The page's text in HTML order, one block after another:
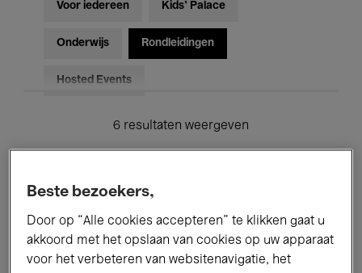
Voor iedereen Kids’ Palace
Onderwijs Rondleidingen
Hosted Events
6 resultaten weergeven
Afgelopen evenementen
Bellezza
Beste bezoekers,
Door op “Alle cookies accepteren” te klikken gaat u
akkoord met het opslaan van cookies op uw apparaat
voor het verbeteren van websitenavigatie, het